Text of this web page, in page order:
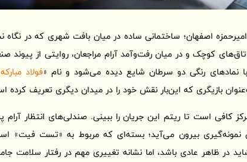
اصفهان؛ ساختمانی ساده در میان بافت شهری که در نگاه
کوچک و در میان رفت‌وآمد آرام مراجعان، روایتی از
نمادهای رنگی دو سرطان شایع دیده می‌شود و نام «فولاد مبارکه
بازیگری که این‌بار نقش خود را در میدان دیگری تعریف
کافی است تا ریتم این جریان را ببینی. صندلی‌های انتظار آرام
بیرون می‌آید؛ بسته‌ای که مربوط به «تست فیت»
در ظاهر عادی باشد، اما نشانه تغییری مهم در رفتار